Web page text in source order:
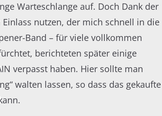
Warteschlange auf. Doch Dank der
nutzen, der mich schnell in die
Band – für viele vollkommen
berichteten später einige
verpasst haben. Hier sollte man
walten lassen, so dass das gekaufte